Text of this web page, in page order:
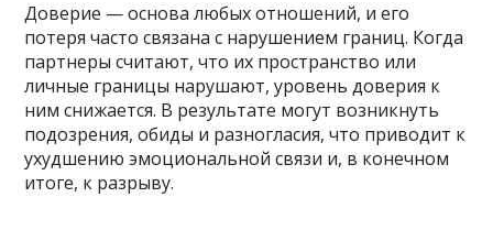
Доверие — основа любых отношений, и его
потеря часто связана с нарушением границ. Когда
партнеры считают, что их пространство или
личные границы нарушают, уровень доверия к
ним снижается. В результате могут возникнуть
подозрения, обиды и разногласия, что приводит к
ухудшению эмоциональной связи и, в конечном
итоге, к разрыву.